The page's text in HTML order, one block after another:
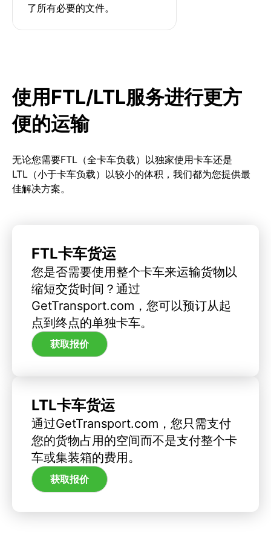
了所有必要的文件。
使用FTL/LTL服务进行更方
便的运输
无论您需要FTL（全卡车负载）以独家使用卡车还是
LTL（小于卡车负载）以较小的体积，我们都为您提供最
佳解决方案。
FTL卡车货运
您是否需要使用整个卡车来运输货物以
缩短交货时间？通过
GetTransport.com，您可以预订从起
点到终点的单独卡车。
获取报价
LTL卡车货运
通过GetTransport.com，您只需支付
您的货物占用的空间而不是支付整个卡
车或集装箱的费用。
获取报价